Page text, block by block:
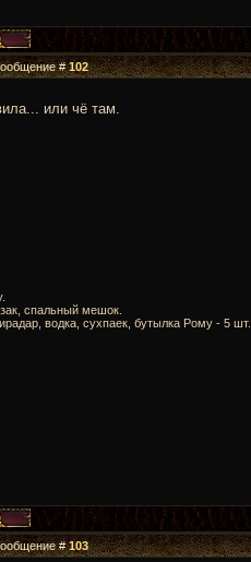
#102
или чё там.
спальный мешок.
водка, сухпаек, бутылка Рому - 5 шт.
#103